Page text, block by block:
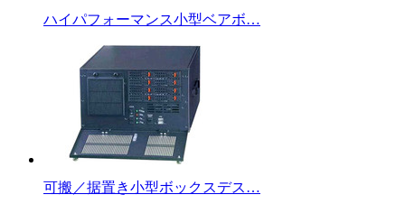
ハイパフォーマンス小型ベアボ…
可搬／据置き小型ボックスデス…